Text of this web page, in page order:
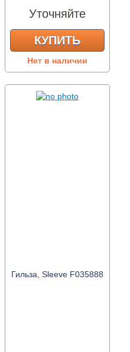
Уточняйте
КУПИТЬ
Нет в наличии
Гильза, Sleeve F035888